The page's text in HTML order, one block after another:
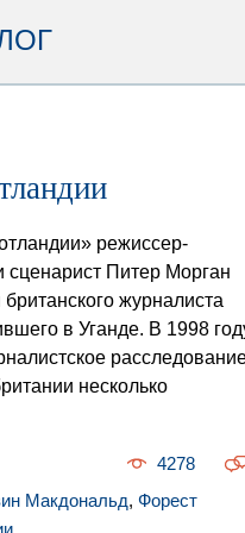
режиссер-
сценарист Питер Морган
журналиста
в Уганде. В 1998
несколько
4278
Макдональд, Форест